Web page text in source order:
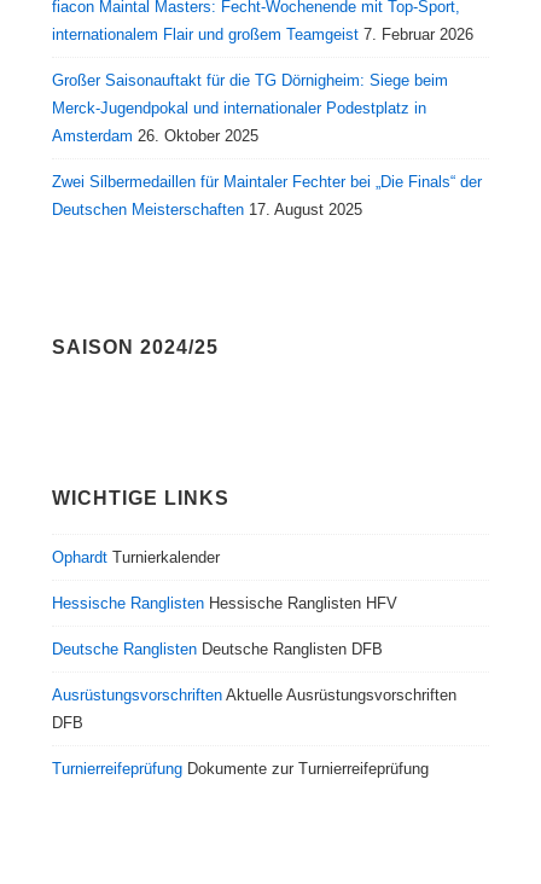
fiacon Maintal Masters: Fecht-Wochenende mit Top-Sport,
internationalem Flair und großem Teamgeist 7. Februar 2026
Großer Saisonauftakt für die TG Dörnigheim: Siege beim
Merck-Jugendpokal und internationaler Podestplatz in
Amsterdam 26. Oktober 2025
Zwei Silbermedaillen für Maintaler Fechter bei „Die Finals“ der
Deutschen Meisterschaften 17. August 2025
SAISON 2024/25
WICHTIGE LINKS
Ophardt Turnierkalender
Hessische Ranglisten Hessische Ranglisten HFV
Deutsche Ranglisten Deutsche Ranglisten DFB
Ausrüstungsvorschriften Aktuelle Ausrüstungsvorschriften
DFB
Turnierreifeprüfung Dokumente zur Turnierreifeprüfung